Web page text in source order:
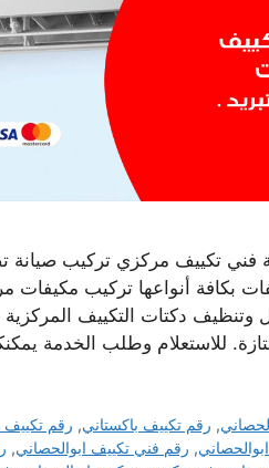
تكييف مركزي تركيب صيانة
بكافة أنواعها تركيب مكيفات
وتنظيف دكتات التكييف
للاستعلام وطلب الخدمة
, رقم تكييف باكستاني, رقم تكييف
, رقم فني تكييف ابوالحصاني,